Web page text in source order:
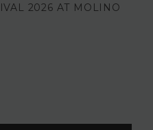
2026 AT MOLINO